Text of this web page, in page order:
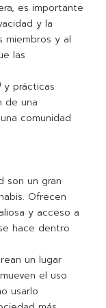
es importante
y la
miembros y al
las
y prácticas
de una
comunidad
son un gran
Ofrecen
y acceso a
hace dentro
un lugar
el uso
usarlo